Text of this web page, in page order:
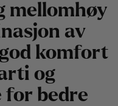
mellomhøy
av
komfort
og
bedre